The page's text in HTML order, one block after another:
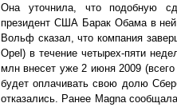
Она уточнила, что подобную
президент США Барак Обама в ней
Вольф сказал, что компания
Opel) в течение четырех-пяти
млн внесет уже 2 июня 2009
будет оплачивать свою долю
отказались. Ранее Magna